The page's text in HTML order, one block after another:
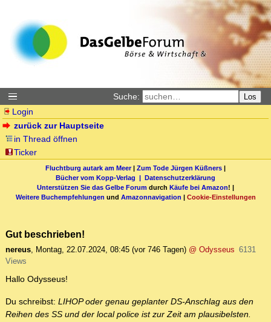
Suche: Los
Login
zurück zur Hauptseite
in Thread öffnen
Ticker
Fluchtburg autark am Meer| Zum Tode Jürgen Küßners |
Bücher vom Kopp-Verlag | Datenschutzerklärung
Unterstützen Sie das Gelbe Forum durch Käufe bei Amazon! |
Weitere Buchempfehlungen und Amazonnavigation | Cookie-Einstellungen
Gut beschrieben!
nereus, Montag, 22.07.2024, 08:45 (vor 746 Tagen) @ Odysseus 6131
Views
Hallo Odysseus!
Du schreibst: LIHOP oder genau geplanter DS-Anschlag aus den
Reihen des SS und der local police ist zur Zeit am plausibelsten.